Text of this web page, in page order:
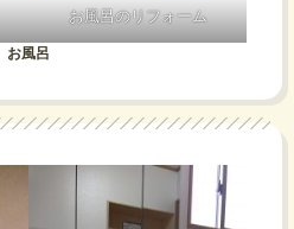
お風呂のリフォーム
お風呂